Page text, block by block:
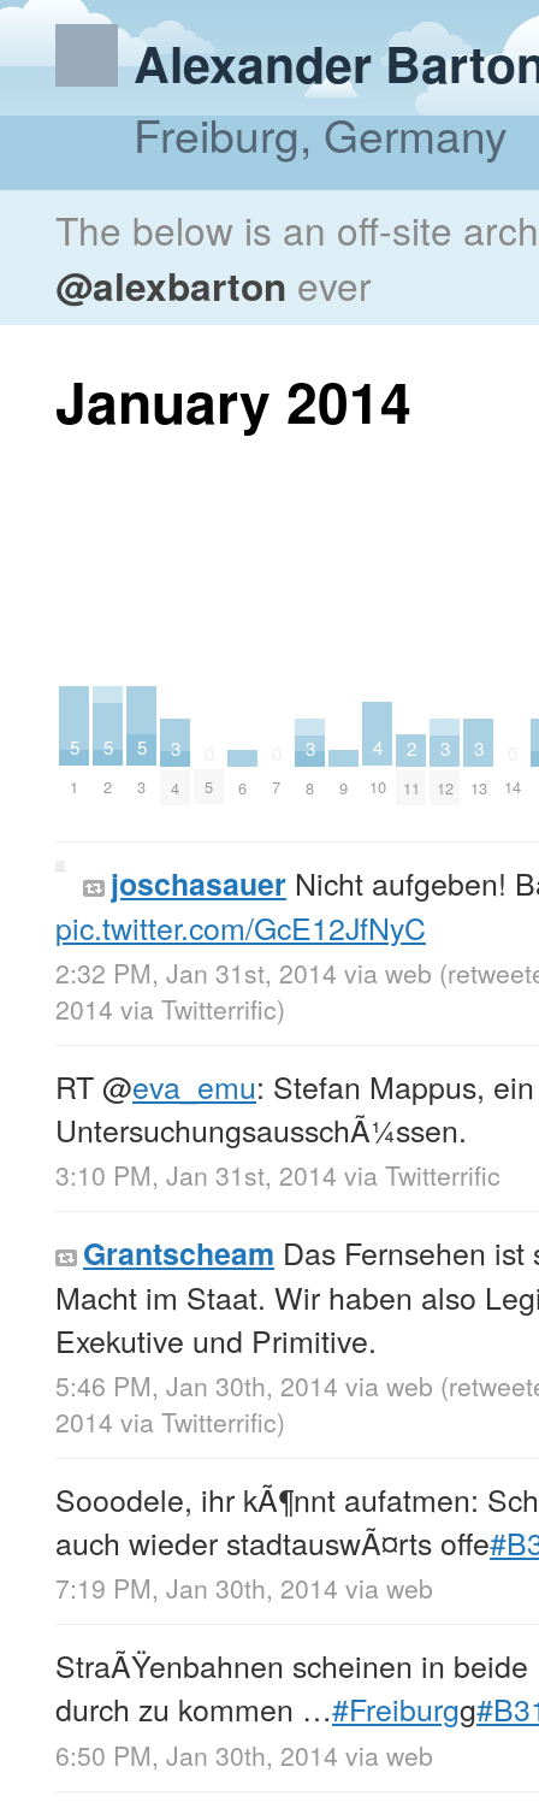
Alexander
Freiburg, Germany
The below is an off-site
@alexbarton ever
January 2014
5
1
5
2
5
3
3
4 5 6 7
3
8 9
4
10
2
11
3
12
3
13 14
joschasauer Nicht aufgeben!
pic.twitter.com/GcE12JfNyC
2:32 PM, Jan 31st, 2014 via web
2014 via Twitterrific)
RT@eva_emu: Stefan Mappus,
UntersuchungsausschÃ¼ssen.
3:10 PM, Jan 31st, 2014 via Twitterrific
Grantscheam Das Fernsehen
Macht im Staat. Wir haben also
Exekutive und Primitive.
5:46 PM, Jan 30th, 2014 via web
2014 via Twitterrific)
Sooodele, ihr kÃ¶nnt aufatmen:
auch wieder stadtauswÃ¤rts offe
7:19 PM, Jan 30th, 2014 via web
StraÃŸenbahnen scheinen in
durch zu kommen …#Freiburgg
6:50 PM, Jan 30th, 2014 via web